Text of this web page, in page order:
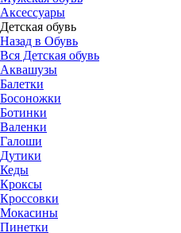
Аксессуары
Детская обувь
Назад в Обувь
Вся Детская обувь
Аквашузы
Балетки
Босоножки
Ботинки
Валенки
Галоши
Дутики
Кеды
Кроксы
Кроссовки
Мокасины
Пинетки